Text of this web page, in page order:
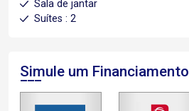
Sala de jantar
Suítes : 2
Simule um Financiamento